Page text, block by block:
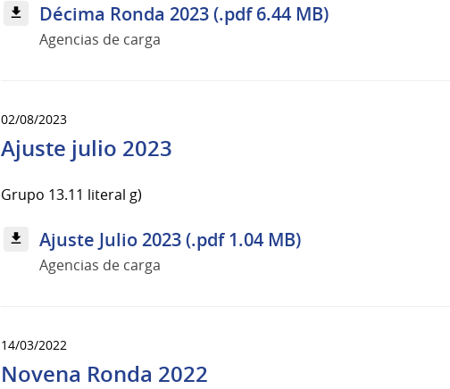
Décima Ronda 2023 (.pdf 6.44 MB)
Agencias de carga
02/08/2023
Ajuste julio 2023
Grupo 13.11 literal g)
Ajuste Julio 2023 (.pdf 1.04 MB)
Agencias de carga
14/03/2022
Novena Ronda 2022